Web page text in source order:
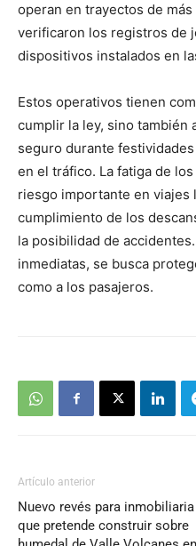
operan en trayectos de
verificaron los registros de
dispositivos instalados en
Estos operativos tienen
cumplir la ley, sino también
seguro durante
en el tráfico. La fatiga de
riesgo importante en viajes
cumplimiento de los
la posibilidad de
inmediatas, se busca
como a los pasajeros.
Artículo anterior
Nuevo revés para inmobiliaria
que pretende construir sobre